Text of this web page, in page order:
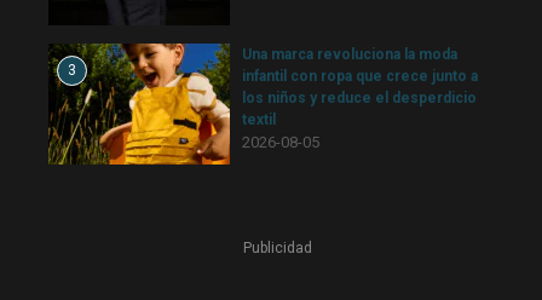
3
Una marca revoluciona la moda
infantil con ropa que crece junto a
los niños y reduce el desperdicio
textil
2026-08-05
Publicidad